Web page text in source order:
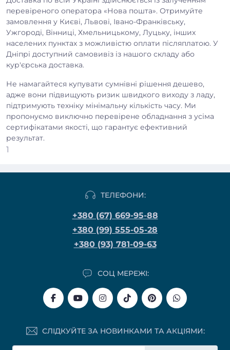
перевіреного оператора «Нова пошта». Отримуйте
замовлення у Києві, Львові, Івано-Франківську,
Ужгороді, Вінниці, Хмельницькому, Луцьку, інших
населених пунктах з можливістю оплати післяплатою. У
Дніпрі доступний самовивіз із нашого складу або
кур'єрська доставка.
Не намагайтеся купувати сумнівні рішення дешево,
адже вони підвищують ризик швидкого виходу з ладу,
підтримують техніку мінімальну кількість часу. Ми
пропонуємо виключно перевірене обладнання з усіма
сертифікатами якості, що гарантує ефективний
результат.
1
ТЕЛЕФОНИ:
+380 (67) 669-95-88
+380 (99) 555-05-28
+380 (93) 781-09-63
СОЦ МЕРЕЖІ:
СЛІДКУЙТЕ ЗА НОВИНКАМИ ТА АКЦІЯМИ: